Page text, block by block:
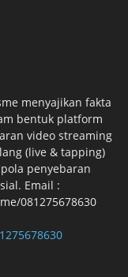
menyajikan fakta
bentuk platform
video streaming
(live & tapping)
penyebaran
Email :
081275678630